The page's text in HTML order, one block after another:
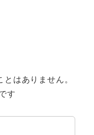
はありません。
す